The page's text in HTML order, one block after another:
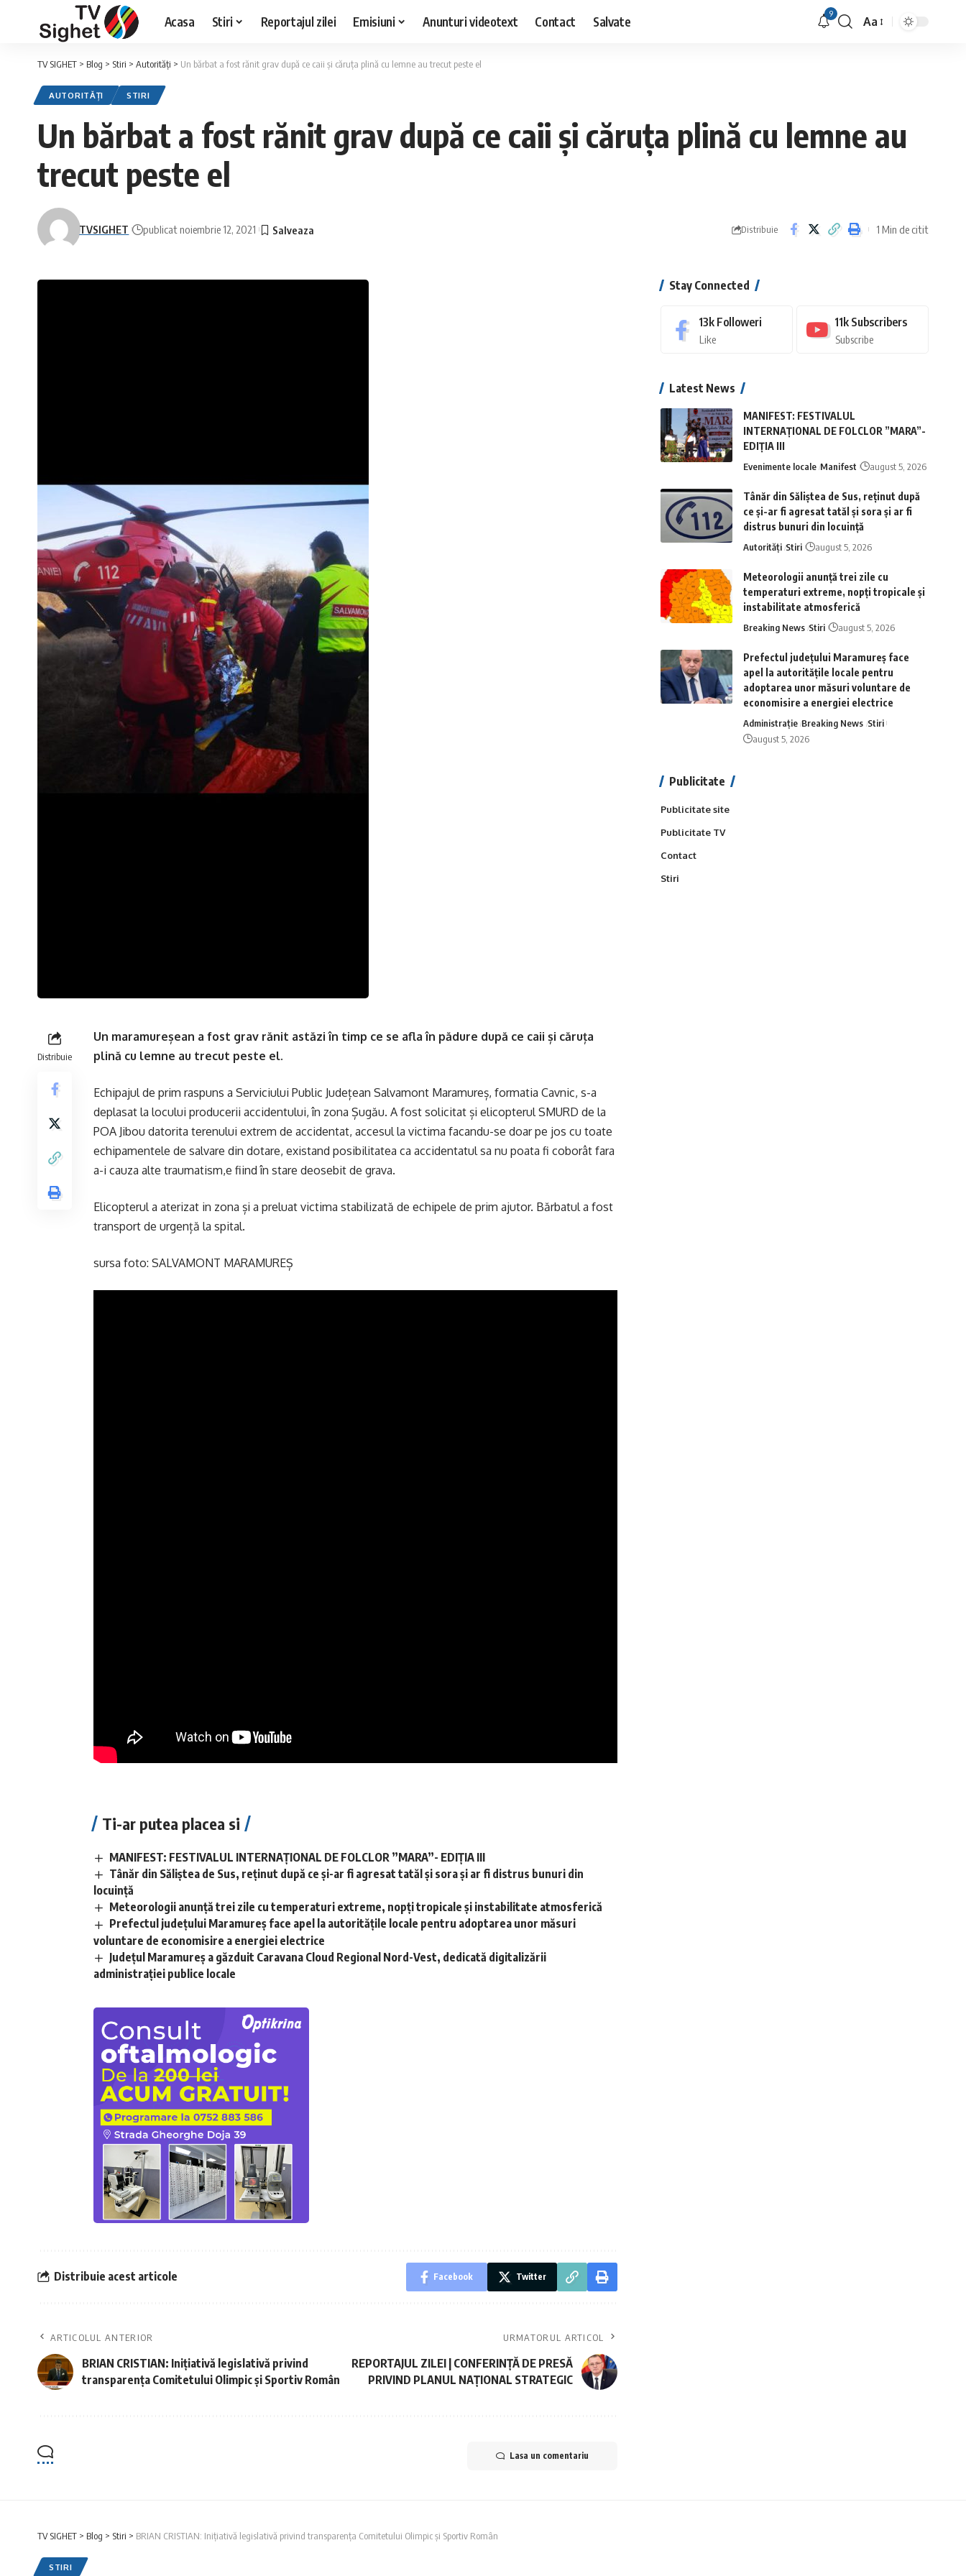
Acasa Stiri Reportajul zilei Emisiuni Anunturi videotext Contact Salvate 9
Font
Aa
TV SIGHET > Blog > Stiri > Autorități > Un bărbat a fost rănit grav după ce caii și căruța plină cu lemne au trecut peste el
AUTORITĂȚI STIRI
Un bărbat a fost rănit grav după ce caii și căruța plină cu lemne au
trecut peste el
TVSIGHET publicat noiembrie 12, 2021 Distribuie 1 Min de citit
Distribuie
Un maramureșean a fost grav rănit astăzi în timp ce se afla în pădure după ce caii și căruța
plină cu lemne au trecut peste el.
Echipajul de prim raspuns a Serviciului Public Județean Salvamont Maramureș, formatia Cavnic, s-a
deplasat la locului producerii accidentului, în zona Șugău. A fost solicitat și elicopterul SMURD de la
POA Jibou datorita terenului extrem de accidentat, accesul la victima facandu-se doar pe jos cu toate
echipamentele de salvare din dotare, existand posibilitatea ca accidentatul sa nu poata fi coborât fara
a-i cauza alte traumatism,e fiind în stare deosebit de grava.
Elicopterul a aterizat in zona și a preluat victima stabilizată de echipele de prim ajutor. Bărbatul a fost
transport de urgență la spital.
sursa foto: SALVAMONT MARAMUREȘ
Ti-ar putea placea si
MANIFEST: FESTIVALUL INTERNAȚIONAL DE FOLCLOR ”MARA”- EDIȚIA III
Tânăr din Săliștea de Sus, reținut după ce și-ar fi agresat tatăl și sora și ar fi distrus bunuri din
locuință
Meteorologii anunță trei zile cu temperaturi extreme, nopţi tropicale şi instabilitate atmosferică
Prefectul județului Maramureș face apel la autoritățile locale pentru adoptarea unor măsuri
voluntare de economisire a energiei electrice
Județul Maramureș a găzduit Caravana Cloud Regional Nord-Vest, dedicată digitalizării
administrației publice locale
Distribuie acest articole Facebook Twitter
ARTICOLUL ANTERIOR
BRIAN CRISTIAN: Inițiativă legislativă privind
transparența Comitetului Olimpic și Sportiv Român
URMATORUL ARTICOL
REPORTAJUL ZILEI | CONFERINŢĂ DE PRESĂ
PRIVIND PLANUL NAŢIONAL STRATEGIC
Lasa un comentariu
Stay Connected
13k Followeri
Like
11k Subscribers
Subscribe
Latest News
MANIFEST: FESTIVALUL
INTERNAȚIONAL DE FOLCLOR ”MARA”-
EDIȚIA III
Evenimente locale Manifest august 5, 2026
Tânăr din Săliștea de Sus, reținut după
ce și-ar fi agresat tatăl și sora și ar fi
distrus bunuri din locuință
Autorități Stiri august 5, 2026
Meteorologii anunță trei zile cu
temperaturi extreme, nopţi tropicale şi
instabilitate atmosferică
Breaking News Stiri august 5, 2026
Prefectul județului Maramureș face
apel la autoritățile locale pentru
adoptarea unor măsuri voluntare de
economisire a energiei electrice
Administrație Breaking News Stiri
august 5, 2026
Publicitate
Publicitate site
Publicitate TV
Contact
Stiri
TV SIGHET > Blog > Stiri > BRIAN CRISTIAN: Inițiativă legislativă privind transparența Comitetului Olimpic și Sportiv Român
STIRI